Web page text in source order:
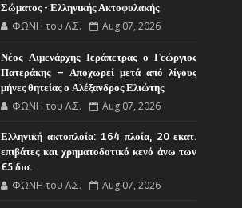
Σώματος - Ελληνικής Ακτοφυλακής
ΦΩΝΗ του Λ.Σ. Aug 07, 2026
Νέος Λιμενάρχης Ιεράπετρας ο Γεώργιος
Πατεράκης – Αποχωρεί μετά από λίγους
μήνες θητείας ο Αλέξανδρος Ελιώτης
ΦΩΝΗ του Λ.Σ. Aug 07, 2026
Ελληνική ακτοπλοΐα: 164 πλοία, 20 εκατ.
επιβάτες και χρηματοδοτικό κενό άνω των
€5 δισ.
ΦΩΝΗ του Λ.Σ. Aug 07, 2026